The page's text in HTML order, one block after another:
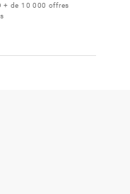
+ de 10 000 offres